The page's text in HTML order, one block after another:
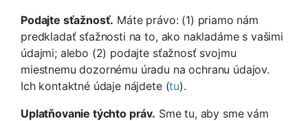
Podajte sťažnosť. Máte právo: (1) priamo nám
predkladať sťažnosti na to, ako nakladáme s vašimi
údajmi; alebo (2) podajte sťažnosť svojmu
miestnemu dozornému úradu na ochranu údajov.
Ich kontaktné údaje nájdete (tu).
Uplatňovanie týchto práv. Sme tu, aby sme vám